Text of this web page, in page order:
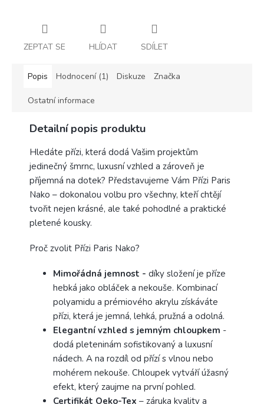
ZEPTAT SE HLÍDAT SDÍLET
Popis Hodnocení (1) Diskuze Značka
Ostatní informace
Detailní popis produktu
Hledáte přízi, která dodá Vašim projektům
jedinečný šmrnc, luxusní vzhled a zároveň je
příjemná na dotek? Představujeme Vám Přízi Paris
Nako – dokonalou volbu pro všechny, kteří chtějí
tvořit nejen krásné, ale také pohodlné a praktické
pletené kousky.
Proč zvolit Přízi Paris Nako?
Mimořádná jemnost - díky složení je příze
hebká jako obláček a nekouše. Kombinací
polyamidu a prémiového akrylu získáváte
přízi, která je jemná, lehká, pružná a odolná.
Elegantní vzhled s jemným chloupkem -
dodá pleteninám sofistikovaný a luxusní
nádech. A na rozdíl od přízí s vlnou nebo
mohérem nekouše. Chloupek vytváří úžasný
efekt, který zaujme na první pohled.
Certifikát Oeko-Tex – záruka kvality a